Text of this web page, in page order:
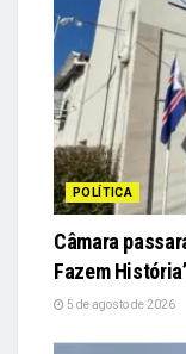
POLÍTICA
Câmara
Fazem
5 de agosto de 2026